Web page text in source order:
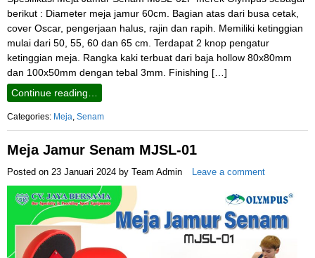
berikut : Diameter meja jamur 60cm. Bagian atas dari busa cetak,
cover Oscar, pengerjaan halus, rajin dan rapih. Memiliki ketinggian
mulai dari 50, 55, 60 dan 65 cm. Terdapat 2 knop pengatur
ketinggian meja. Rangka kaki terbuat dari baja hollow 80x80mm
dan 100x50mm dengan tebal 3mm. Finishing […]
Continue reading…
Categories: Meja Senam
Meja Jamur Senam MJSL-01
Posted on 23 Januari 2024 by Team Admin Leave a comment